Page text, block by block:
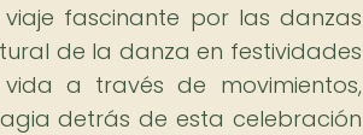
fascinante por las danzas
de la danza en festividades
a través de movimientos,
detrás de esta celebración